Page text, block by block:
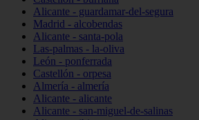
Alicante - guardamar-del-segura
Madrid - alcobendas
Alicante - santa-pola
Las-palmas - la-oliva
León - ponferrada
Castellón - orpesa
Almería - almería
Alicante - alicante
Alicante - san-miguel-de-salinas